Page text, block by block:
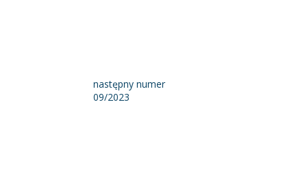
następny numer
09/2023